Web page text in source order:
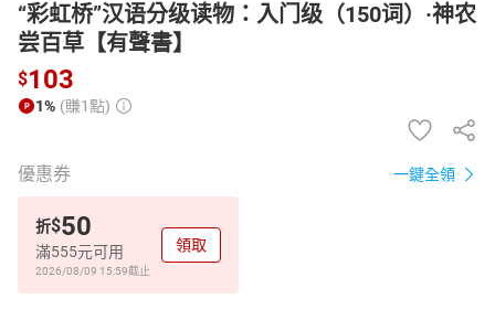
“彩虹桥”汉语分级读物：入门级（150词）·神农
尝百草【有聲書】
$103
1% (賺1點)
優惠券 一鍵全領
折$50
滿555元可用
2026/08/09 15:59截止
領取